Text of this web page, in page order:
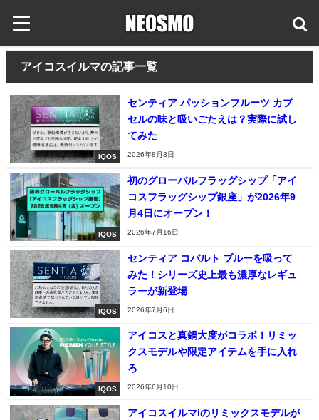
アイコスイルマの記事一覧
IQOS
センティア パッションフルーツ カプ
セルの味と吸いごたえは？実際に試し
てみた
2026年8月3日
IQOS
初のグローバルフラッグシップ「アイ
コスフラッグシップ銀座」が2026年9
月4日にオープン！
2026年7月16日
IQOS
センティア コバルト ブルーを吸って
みた！シリーズ史上最も濃厚なレギュ
ラーが新登場
2026年7月6日
IQOS
アイコスと真鍋大度がコラボ！リミッ
クスモデルや限定アイテムを手に入れ
ろ
2026年6月10日
アイコスイルマiのリミックスモデルが